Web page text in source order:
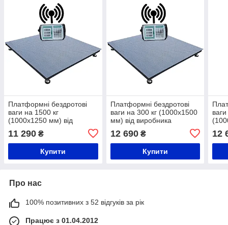
Платформні бездротові
ваги на 1500 кг
(1000х1250 мм) від
калькулятор,серія
«СТАНДАРТ»
11 290 ₴
Купити
Платформні бездротові
ваги на 300 кг (1000х1500
мм) від виробника
калькулятор,серія
«СТАНДАРТ»
12 690₴
Купити
12
Про нас
100% позитивних з 52 відгуків за рік
Працює з 01.04.2012